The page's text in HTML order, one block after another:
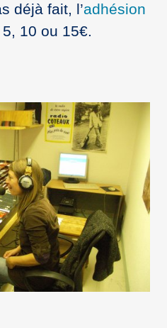
déjà fait, l’adhésion
10 ou 15€.